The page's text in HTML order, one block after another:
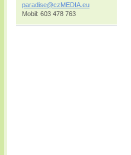
paradise@czMEDIA .eu
Mobil: 603 478 763